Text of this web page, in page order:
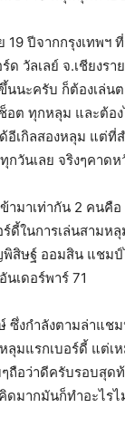
19 ปีจากกรุงเทพฯ
ด วัลเลย์ จ.เชียงร
นนะครับ ก็ต้องเล่น
อต ทุกหลุม และต้อ
อีเกิลสองหลุม แต่
กวันเลย จริงๆคาด
ามาเท่ากัน 2 คน
ร์ดี้ในการเล่นสามห
สิษฐ์​ ออมสิน แชมป์
นเดอร์พาร์ 71
งกำลังตามล่าแชม
ลุมแรกเบอร์ดี้ แต่เ
อว่าดีครับรอบสุด
ดมากมันก็ทำอะไรไ